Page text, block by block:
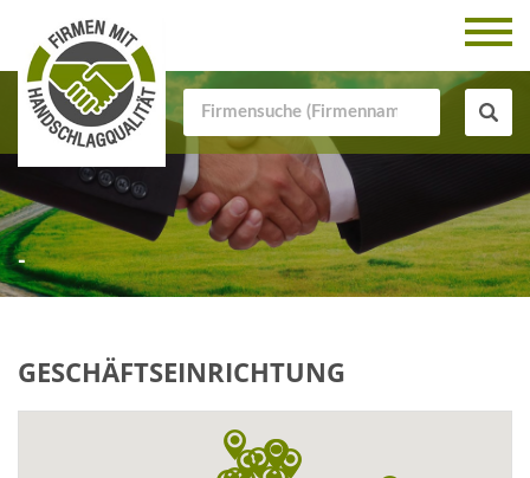
-
GESCHÄFTSEINRICHTUNG